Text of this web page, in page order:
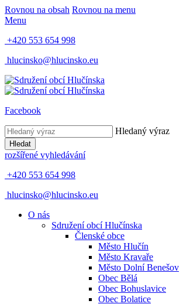
Rovnou na obsah Rovnou na menu
Menu
+420 553 654 998
hlucinsko@hlucinsko.eu
Facebook
Hledaný výraz
Hledat
rozšířené vyhledávání
+420 553 654 998
hlucinsko@hlucinsko.eu
O nás
Sdružení obcí Hlučínska
Členské obce
Město Hlučín
Město Kravaře
Město Dolní Benešov
Obec Bělá
Obec Bohuslavice
Obec Bolatice